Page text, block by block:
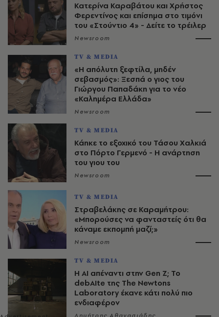
Κατερίνα Καραβάτου και Χρήστος
Φερεντίνος και επίσημα στο τιμόνι
του «Στούντιο 4» - Δείτε το τρέιλερ
Newsroom
TV & MEDIA
«Η απόλυτη ξεφτίλα, μηδέν
σεβασμός»: Ξεσπά ο γιος του
Γιώργου Παπαδάκη για το νέο
«Καλημέρα Ελλάδα»
Newsroom
TV & MEDIA
Κάηκε το εξοχικό του Τάσου Χαλκιά
στο Πόρτο Γερμενό - Η ανάρτηση
του γιου του
Newsroom
TV & MEDIA
Στραβελάκης σε Καραμήτρου:
«Μπορούσες να φανταστείς ότι θα
κάναμε εκπομπή μαζί;»
Newsroom
TV & MEDIA
Η AI απέναντι στην Gen Z; Το
debAIte της The Newtons
Laboratory έκανε κάτι πολύ πιο
ενδιαφέρον